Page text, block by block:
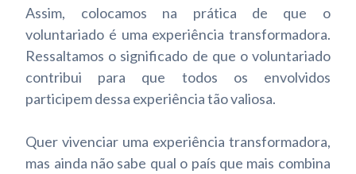
Assim, colocamos na prática de que o
voluntariado é uma experiência transformadora.
Ressaltamos o significado de que o voluntariado
contribui para que todos os envolvidos
participem dessa experiência tão valiosa.
Quer vivenciar uma experiência transformadora,
mas ainda não sabe qual o país que mais combina